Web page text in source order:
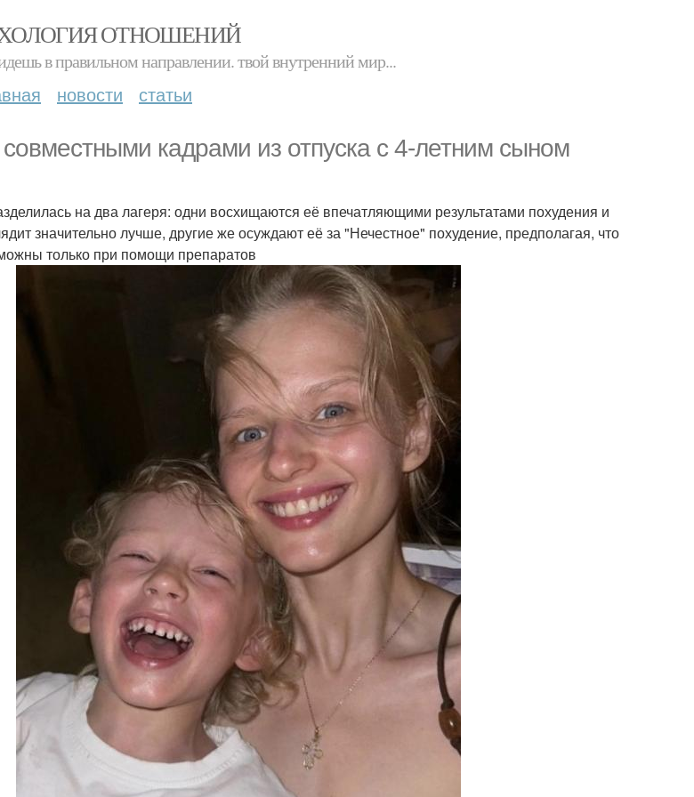
ОТНОШЕНИЙ
в правильном направлении. твой внутренний мир...
новости статьи
кадрами из отпуска с 4-летним сыном
на два лагеря: одни восхищаются её впечатляющими результатами похудения и
значительно лучше, другие же осуждают её за "Нечестное" похудение, предполагая, что
только при помощи препаратов